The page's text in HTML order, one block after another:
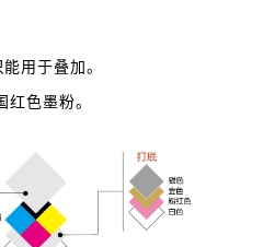
用于叠加。
色墨粉。